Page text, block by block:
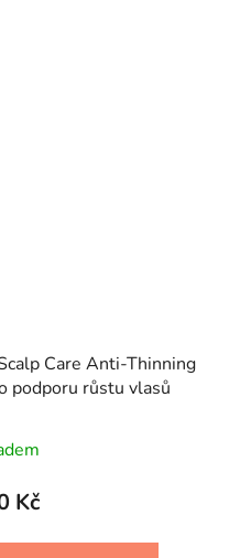
Care Anti-Thinning
podporu růstu vlasů
Kč